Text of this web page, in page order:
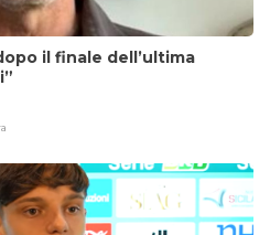
il finale dell’ultima